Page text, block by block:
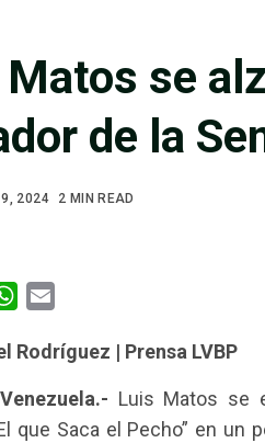
se
de la
9, 2024 2 MIN READ
WhatsApp
Rodríguez | Prensa LVBP
Luis Matos se
que Saca el Pecho” en